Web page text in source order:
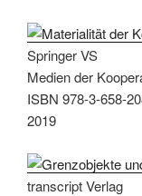
Springer VS
Medien der
ISBN 978-3-658-
2019
transcript Verlag